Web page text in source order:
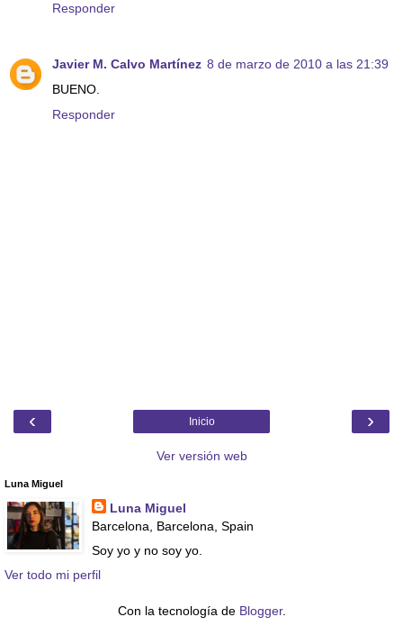
Responder
Javier M. Calvo Martínez 8 de marzo de 2010 a las 21:39
BUENO.
Responder
‹ ›
Inicio
Ver versión web
Luna Miguel
Luna Miguel
Barcelona, Barcelona, Spain
Soy yo y no soy yo.
Ver todo mi perfil
Con la tecnología de Blogger.